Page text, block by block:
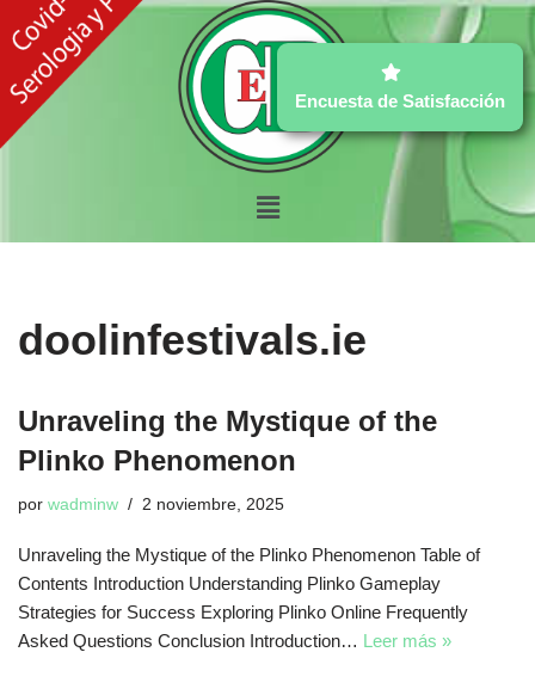
al
contenido
Encuesta de Satisfacción
doolinfestivals.ie
Unraveling the Mystique of the
Plinko Phenomenon
por wadminw 2 noviembre, 2025
Unraveling the Mystique of the Plinko Phenomenon Table of
Contents Introduction Understanding Plinko Gameplay
Strategies for Success Exploring Plinko Online Frequently
Asked Questions Conclusion Introduction… Leer más »